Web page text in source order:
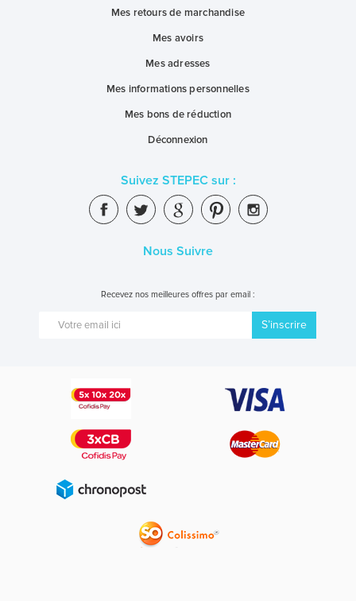
Mes retours de marchandise
Mes avoirs
Mes adresses
Mes informations personnelles
Mes bons de réduction
Déconnexion
Suivez STEPEC sur :
Nous Suivre
Recevez nos meilleures offres par email :
S’inscrire